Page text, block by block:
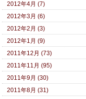
2012年4月 (7)
2012年3月 (6)
2012年2月 (3)
2012年1月 (9)
2011年12月 (73)
2011年11月 (95)
2011年9月 (30)
2011年8月 (31)